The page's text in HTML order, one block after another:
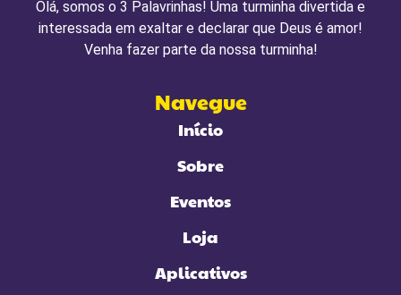
Olá, somos o 3 Palavrinhas! Uma turminha divertida e
interessada em exaltar e declarar que Deus é amor!
Venha fazer parte da nossa turminha!
Navegue
Início
Sobre
Eventos
Loja
Aplicativos